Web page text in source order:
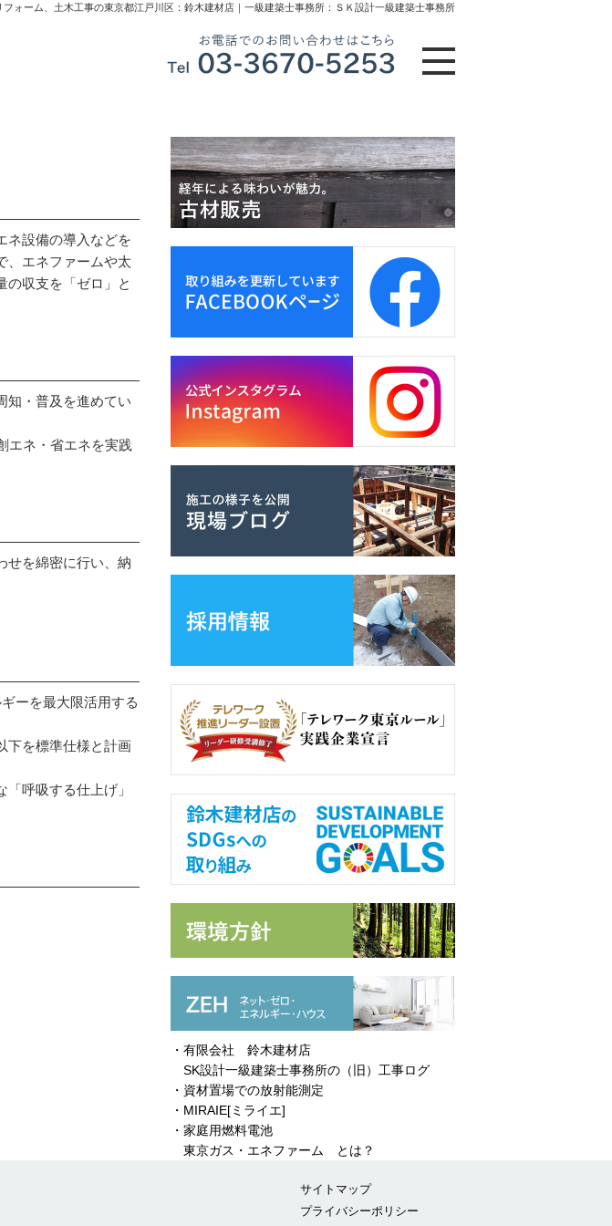
ォーム、土木工事の東京都江戸川区：鈴木建材店｜一級建築士事務所：ＳＫ設計一級建築士事務所
ネ設備の導入などを
、エネファームや太
の収支を「ゼロ」と
知・普及を進めてい
エネ・省エネを実践
せを綿密に行い、納
ーを最大限活用する
下を標準仕様と計画
呼吸する仕上げ」
・有限会社 鈴木建材店
SK設計一級建築士事務所の（旧）工事ログ
・資材置場での放射能測定
・MIRAIE[ミライエ]
・家庭用燃料電池
東京ガス・エネファーム とは？
サイトマップ
プライバシーポリシー